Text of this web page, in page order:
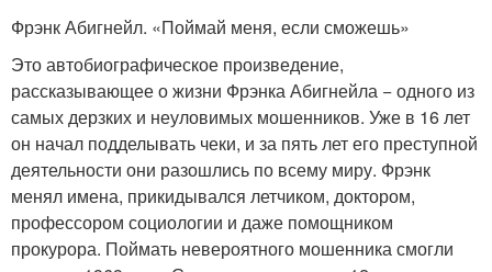
Фрэнк Абигнейл. «Поймай меня, если сможешь»
Это автобиографическое произведение,
рассказывающее о жизни Фрэнка Абигнейла − одного из
самых дерзких и неуловимых мошенников. Уже в 16 лет
он начал подделывать чеки, и за пять лет его преступной
деятельности они разошлись по всему миру. Фрэнк
менял имена, прикидывался летчиком, доктором,
профессором социологии и даже помощником
прокурора. Поймать невероятного мошенника смогли